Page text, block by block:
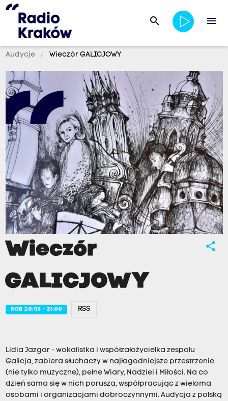
search menu
Audycje Wieczór GALICJOWY
share
Wieczór
GALICJOWY
SOB 20:05 - 21:00 RSS
Lidia Jazgar - wokalistka i współzałożycielka zespołu
Galicja, zabiera słuchaczy w najłagodniejsze przestrzenie
(nie tylko muzyczne), pełne Wiary, Nadziei i Miłości. Na co
dzień sama się w nich porusza, współpracując z wieloma
osobami i organizacjami dobroczynnymi. Audycja z polską